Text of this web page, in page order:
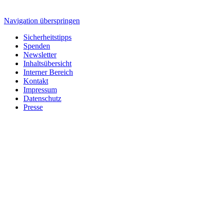
Navigation überspringen
Sicherheitstipps
Spenden
Newsletter
Inhaltsübersicht
Interner Bereich
Kontakt
Impressum
Datenschutz
Presse